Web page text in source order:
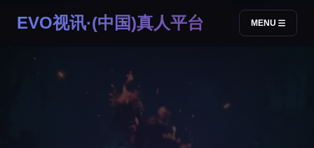
EVO视讯·(中国)真人平台 MENU